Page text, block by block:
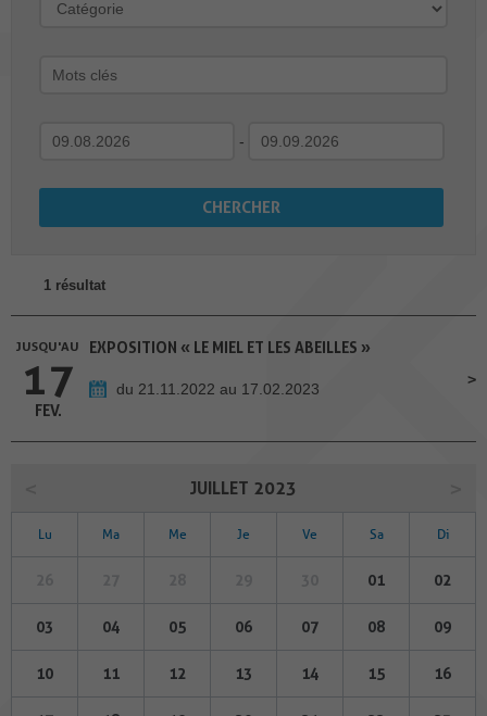
-
1 résultat
JUSQU'AU
17
FEV.
EXPOSITION « LE MIEL ET LES ABEILLES »
du 21.11.2022 au 17.02.2023
JUILLET 2023
Lu Ma Me Je Ve Sa Di
01 02
03 04 05 06 07 08 09
10 11 12 13 14 15 16